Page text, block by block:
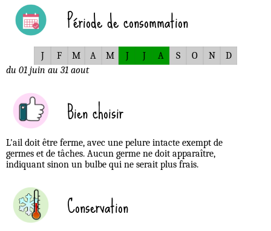
Période de consommation
J F M A M J J A S O N
D
du 01 juin au 31 aout
Bien choisir
L'ail doit être ferme, avec une pelure intacte exempt de
germes et de tâches. Aucun germe ne doit apparaître,
indiquant sinon un bulbe qui ne serait plus frais.
Conservation